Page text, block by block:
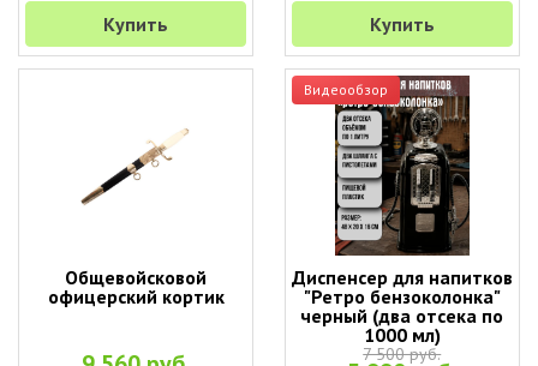
Купить Купить
Общевойсковой
офицерский кортик
Видеообзор
Диспенсер для напитков
"Ретро бензоколонка"
черный (два отсека по
1000 мл)
7 500 руб.